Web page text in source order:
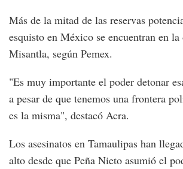
Más de la mitad de las reservas
esquisto en México se encuentran en
Misantla, según Pemex.
"Es muy importante el poder detonar
a pesar de que tenemos una frontera
es la misma", destacó Acra.
Los asesinatos en Tamaulipas han
alto desde que Peña Nieto asumió el